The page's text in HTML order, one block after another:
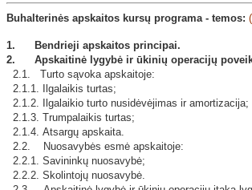
Buhalterinės apskaitos kursų programa - temos:
1. Bendrieji apskaitos principai.
2. Apskaitinė lygybė ir ūkinių operacijų
2.1. Turto sąvoka apskaitoje:
2.1.1. Ilgalaikis turtas;
2.1.2. Ilgalaikio turto nusidėvėjimas ir amortizacija;
2.1.3. Trumpalaikis turtas;
2.1.4. Atsargų apskaita.
2.2. Nuosavybės esmė apskaitoje:
2.2.1. Savininkų nuosavybė;
2.2.2. Skolintojų nuosavybė.